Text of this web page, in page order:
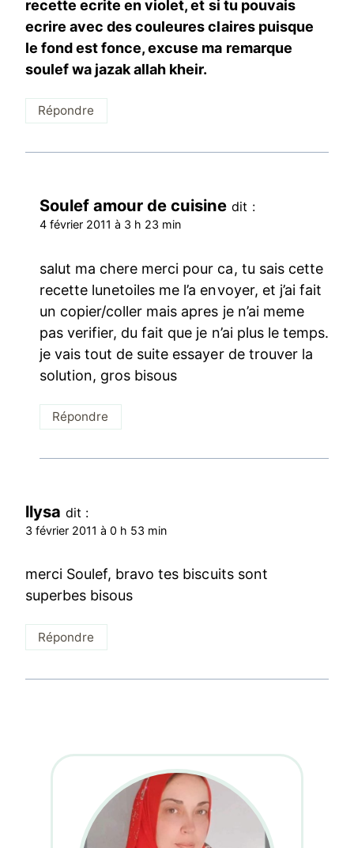
recette ecrite en violet, et si tu pouvais
ecrire avec des couleures claires puisque
le fond est fonce, excuse ma remarque
soulef wa jazak allah kheir.
Répondre
Soulef amour de cuisine dit :
4 février 2011 à 3 h 23 min
salut ma chere merci pour ca, tu sais cette
recette lunetoiles me l’a envoyer, et j’ai fait
un copier/coller mais apres je n’ai meme
pas verifier, du fait que je n’ai plus le temps.
je vais tout de suite essayer de trouver la
solution, gros bisous
Répondre
llysa dit :
3 février 2011 à 0 h 53 min
merci Soulef, bravo tes biscuits sont
superbes bisous
Répondre